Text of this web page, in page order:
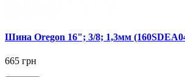
Шина Oregon 16"; 3/8; 1,3мм
665 грн